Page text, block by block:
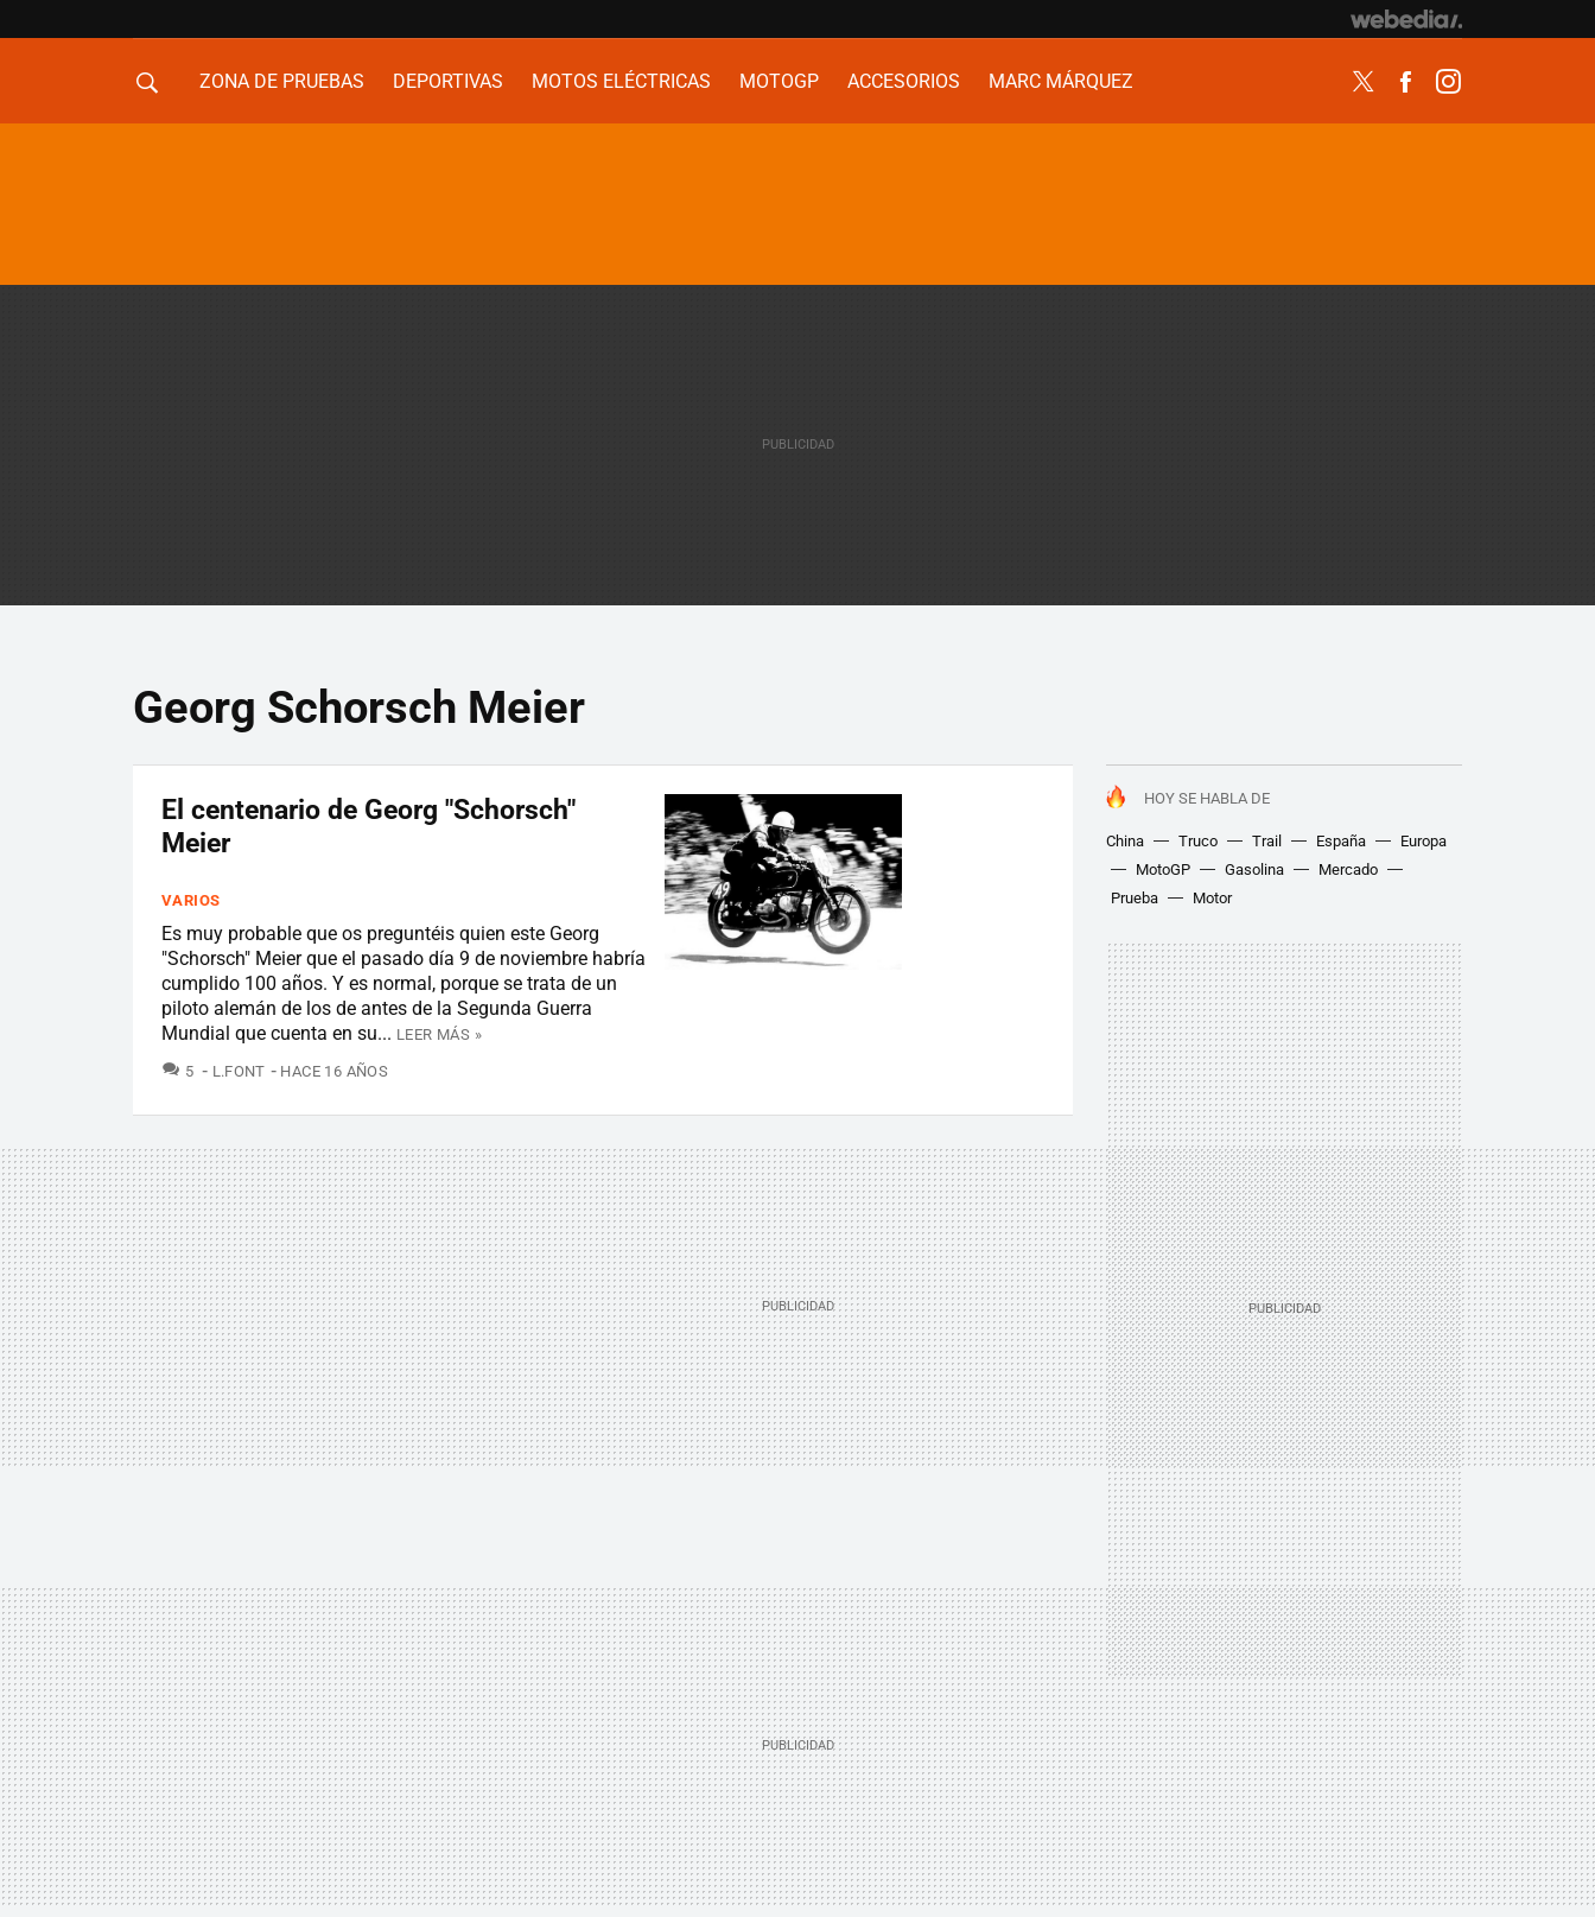
ZONA DE PRUEBAS DEPORTIVAS MOTOS ELÉCTRICAS MOTOGP ACCESORIOS
MARC MÁRQUEZ
Twitter Facebook
Georg Schorsch Meier
HOY SE HABLA DE
China Truco Trail España
Europa
MotoGP
Gasolina
Mercado
Prueba
Motor
El centenario de Georg "Schorsch"
Meier
VARIOS
Es muy probable que os preguntéis quien este Georg
"Schorsch" Meier que el pasado día 9 de noviembre habría
cumplido 100 años. Y es normal, porque se trata de un
piloto alemán de los de antes de la Segunda Guerra
Mundial que cuenta en su... LEER MÁS »
5 COMENTARIOS
L.FONT HACE 16 AÑOS